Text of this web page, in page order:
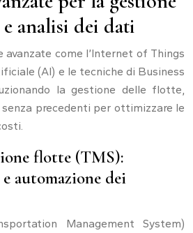
analisi dei dati
avanzate come l’Internet of Things
(AI) e le tecniche di Business
la gestione delle flotte,
precedenti per ottimizzare le
flotte (TMS):
automazione dei
Management System)